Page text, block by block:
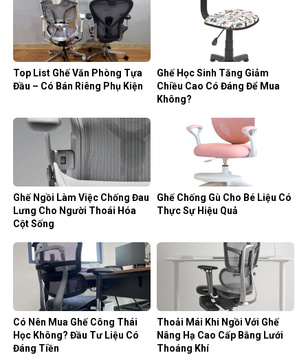
Top List Ghế Văn Phòng Tựa
Đầu – Có Bán Riêng Phụ Kiện
Ghế Học Sinh Tăng Giảm
Chiều Cao Có Đáng Để Mua
Không?
Ghế Ngồi Làm Việc Chống Đau
Lưng Cho Người Thoái Hóa
Cột Sống
Ghế Chống Gù Cho Bé Liệu Có
Thực Sự Hiệu Quả
Có Nên Mua Ghế Công Thái
Học Không? Đầu Tư Liệu Có
Đáng Tiền
Thoải Mái Khi Ngồi Với Ghế
Nâng Hạ Cao Cấp Bằng Lưới
Thoáng Khí